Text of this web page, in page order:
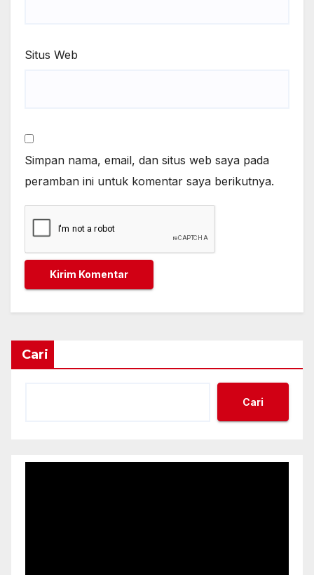
Situs Web
Simpan nama, email, dan situs web saya pada
peramban ini untuk komentar saya berikutnya.
Cari
Cari